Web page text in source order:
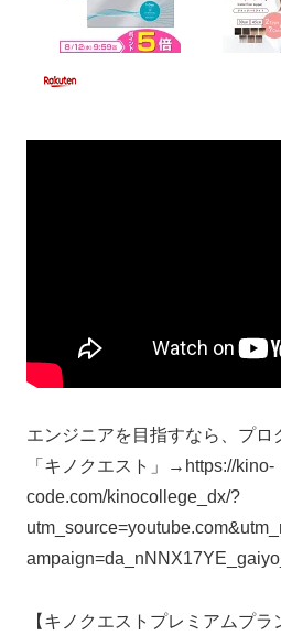
エンジニアを目指すなら、プロ
「キノクエスト」→https://kino-
code.com/kinocollege_dx/?
【キノクエストプレミアムプラ